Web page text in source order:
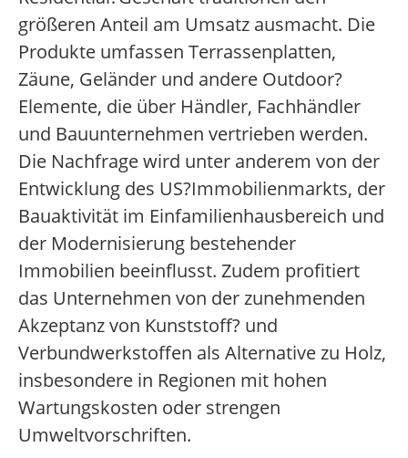
größeren Anteil am Umsatz ausmacht. Die
Produkte umfassen Terrassenplatten,
Zäune, Geländer und andere Outdoor?
Elemente, die über Händler, Fachhändler
und Bauunternehmen vertrieben werden.
Die Nachfrage wird unter anderem von der
Entwicklung des US?Immobilienmarkts, der
Bauaktivität im Einfamilienhausbereich und
der Modernisierung bestehender
Immobilien beeinflusst. Zudem profitiert
das Unternehmen von der zunehmenden
Akzeptanz von Kunststoff? und
Verbundwerkstoffen als Alternative zu Holz,
insbesondere in Regionen mit hohen
Wartungskosten oder strengen
Umweltvorschriften.